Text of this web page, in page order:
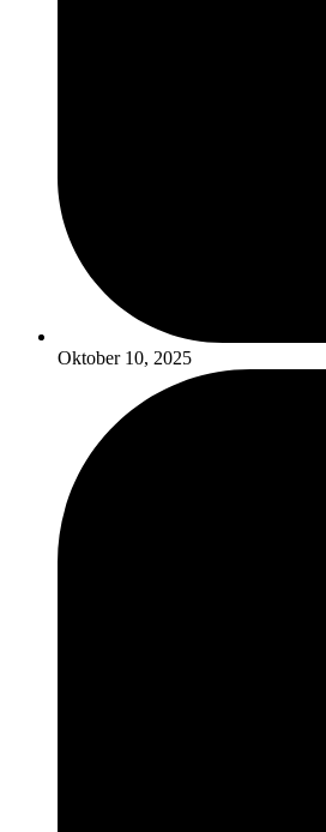
Oktober 10, 2025